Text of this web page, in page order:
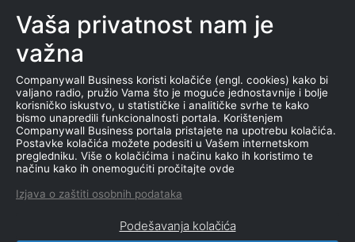
Vaša privatnost nam je
važna
Companywall Business koristi kolačiće (engl. cookies) kako bi
valjano radio, pružio Vama što je moguće jednostavnije i bolje
korisničko iskustvo, u statističke i analitičke svrhe te kako
bismo unapredili funkcionalnosti portala. Korištenjem
Companywall Business portala pristajete na upotrebu kolačića.
Postavke kolačića možete podesiti u Vašem internetskom
pregledniku. Više o kolačićima i načinu kako ih koristimo te
načinu kako ih onemogućiti pročitajte ovde
Izjava o zaštiti osobnih podataka
Podešavanja kolačića